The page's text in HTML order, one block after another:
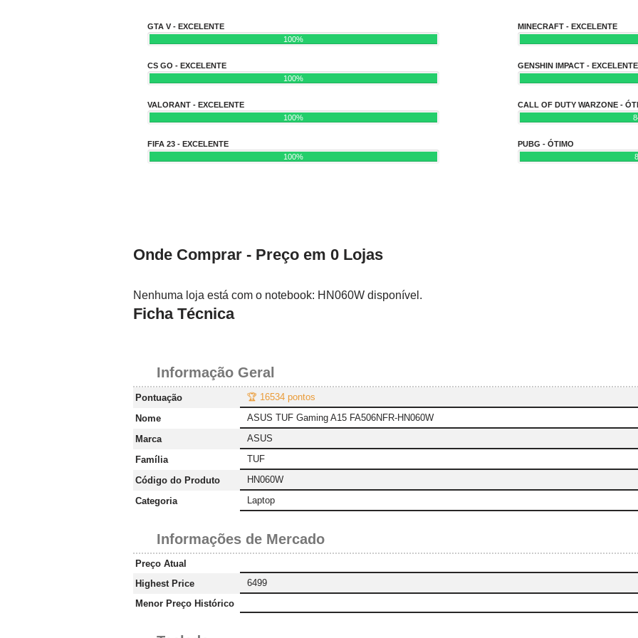
GTA V - EXCELENTE
100%
CS GO - EXCELENTE
100%
VALORANT - EXCELENTE
100%
FIFA 23 - EXCELENTE
100%
MINECRAFT - EXCELENTE
GENSHIN IMPACT - EXCELENTE
CALL OF DUTY WARZONE -
PUBG - ÓTIMO
Onde Comprar - Preço em 0 Lojas
Nenhuma loja está com o notebook: HN060W disponível.
Ficha Técnica
Informação Geral
Pontuação
🏆 16534 pontos
Nome
ASUS TUF Gaming A15 FA506NFR-HN060W
Marca
ASUS
Família
TUF
Código do Produto
HN060W
Categoria
Laptop
Informações de Mercado
Preço Atual
Highest Price
6499
Menor Preço Histórico